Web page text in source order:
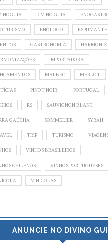
DIVINO GUIA
ENÓLOGO
GASTRONOMIA
IMPORTADORA
MALBEC MERLOT
PINOT NOIR. PORTUGAL
RS SAUVIGNON BLANC
GAÚCHA SOMMELIER SYRAH
TRIP TURISMO
VINHOS BRASILEIROS
CHILENOS VINHOS PORTUGUESES
VINÍCOLAS
ANUNCIE NO DIVINO